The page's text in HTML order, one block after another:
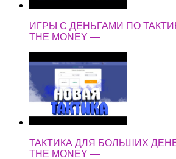
ИГРЫ С ДЕНЬГАМИ ПО
THE MONEY —
ТАКТИКА ДЛЯ БОЛЬШИХ
THE MONEY —